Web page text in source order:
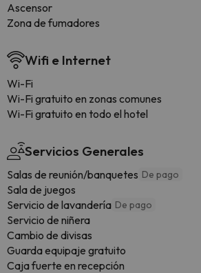
Ascensor
Zona de fumadores
Wifi e Internet
Wi-Fi
Wi-Fi gratuito en zonas comunes
Wi-Fi gratuito en todo el hotel
Servicios Generales
Salas de reunión/banquetes De pago
Sala de juegos
Servicio de lavandería De pago
Servicio de niñera
Cambio de divisas
Guarda equipaje gratuito
Caja fuerte en recepción